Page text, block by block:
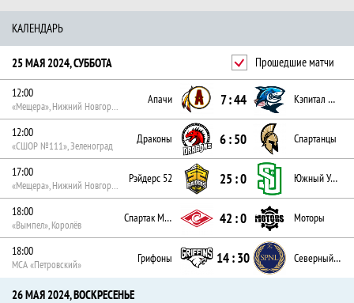
Календарь по дате и по турам,
КАЛЕНДАРЬ
Прошедшие матчи
25 МАЯ 2024, СУББОТА
12:00
«Мещера», Нижний Новгород Апачи 7 : 44 Кэпитал Шаркс
12:00
«СШОР №111», Зеленоград Драконы 6 : 50 Спартанцы
17:00
«Мещера», Нижний Новгород Рэйдерс 52 25 : 0 Южный Урал
18:00
«Вымпел», Королёв Спартак Москва 42 : 0 Моторы
18:00
МСА «Петровский» Грифоны 14 : 30 Северный Легион
26 МАЯ 2024, ВОСКРЕСЕНЬЕ
Таблицы турнира